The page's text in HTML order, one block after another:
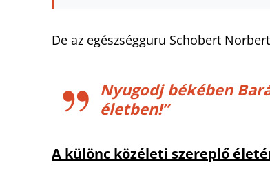
De az egészségguru Schobert
Nyugodj békében
életben!”
A különc közéleti szereplő